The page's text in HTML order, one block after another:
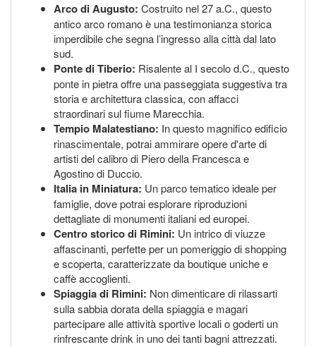
Arco di Augusto: Costruito nel 27 a.C., questo
antico arco romano è una testimonianza storica
imperdibile che segna l’ingresso alla città dal lato
sud.
Ponte di Tiberio: Risalente al I secolo d.C., questo
ponte in pietra offre una passeggiata suggestiva tra
storia e architettura classica, con affacci
straordinari sul fiume Marecchia.
Tempio Malatestiano: In questo magnifico edificio
rinascimentale, potrai ammirare opere d'arte di
artisti del calibro di Piero della Francesca e
Agostino di Duccio.
Italia in Miniatura: Un parco tematico ideale per
famiglie, dove potrai esplorare riproduzioni
dettagliate di monumenti italiani ed europei.
Centro storico di Rimini: Un intrico di viuzze
affascinanti, perfette per un pomeriggio di shopping
e scoperta, caratterizzate da boutique uniche e
caffè accoglienti.
Spiaggia di Rimini: Non dimenticare di rilassarti
sulla sabbia dorata della spiaggia e magari
partecipare alle attività sportive locali o goderti un
rinfrescante drink in uno dei tanti bagni attrezzati.